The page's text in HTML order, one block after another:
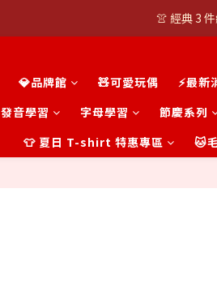
👚 經典 3
👚 經典 3
👚 經典 3
💎品牌館 🧸可愛玩偶 ⚡最新
發音學習 字母學習 節慶系列
👕 夏日 T-shirt 特惠專區
🐱